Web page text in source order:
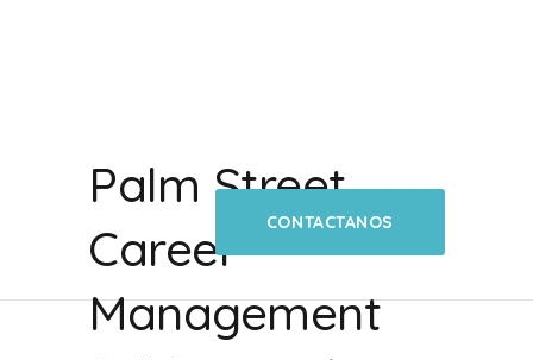
Palm Street
Career
Management
CONTACTANOS